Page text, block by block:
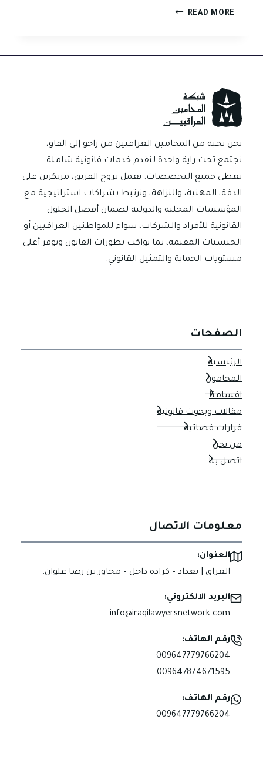
READ MORE هل
يكفي
الصك
أو
الكمبيالة
في
العراق؟
نحن نخبة من المحامين العراقيين من زاخو إلى الفاو،
نجتمع تحت راية واحدة لنقدم خدمات قانونية شاملة
تغطي جميع التخصصات. نعمل بروح الفريق، مرتكزين على
الدقة، المهنية، والنزاهة، ونرتبط بشراكات استراتيجية مع
المؤسسات المحلية والدولية لضمان أفضل الحلول
القانونية للأفراد والشركات، سواء للمواطنين العراقيين أو
الجنسيات المقيمة، بما يواكب تطورات القانون ويوفر أعلى
مستويات الحماية والتمثيل القانوني.
الصفحات
الرئيسية
المحامون
اقسامنا
مقالات وبحوث قانونية
قرارات قضائية
من نحن
اتصل بنا
معلومات الاتصال
العنوان:
العراق | بغداد – كرادة داخل – مجاور بن رضا علوان.
البريد الالكتروني:
info@iraqilawyersnetwork.com
رقم الهاتف:
009647779766204
009647874671595
رقم الهاتف:
009647779766204